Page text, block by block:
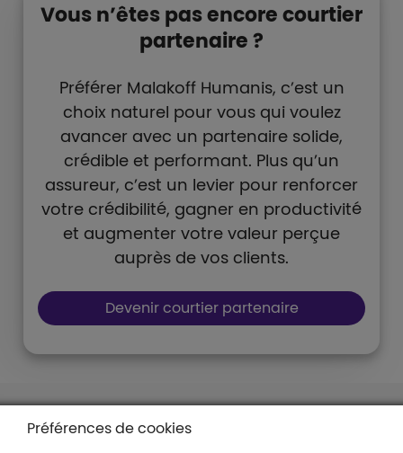
Vous n’êtes pas encore courtier
partenaire ?
Préférer Malakoff Humanis, c’est un
choix naturel pour vous qui voulez
avancer avec un partenaire solide,
crédible et performant. Plus qu’un
assureur, c’est un levier pour renforcer
votre crédibilité, gagner en productivité
et augmenter votre valeur perçue
auprès de vos clients.
Boutons et liensDevenir courtier partenaire
Liens en bas de page
Accessibilité : partiellement conforme
Préférences de cookies